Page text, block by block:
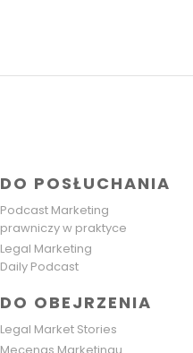
DO POSŁUCHANIA
Podcast Marketing
prawniczy w praktyce
Legal Marketing
Daily Podcast
DO OBEJRZENIA
Legal Market Stories